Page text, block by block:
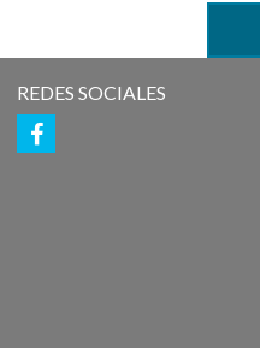
REDES SOCIALES